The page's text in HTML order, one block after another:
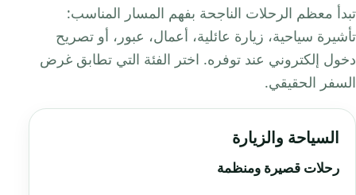
تبدأ معظم الرحلات الناجحة بفهم المسار المناسب:
تأشيرة سياحية، زيارة عائلية، أعمال، عبور، أو تصريح
دخول إلكتروني عند توفره. اختر الفئة التي تطابق غرض
السفر الحقيقي.
السياحة والزيارة
رحلات قصيرة ومنظمة